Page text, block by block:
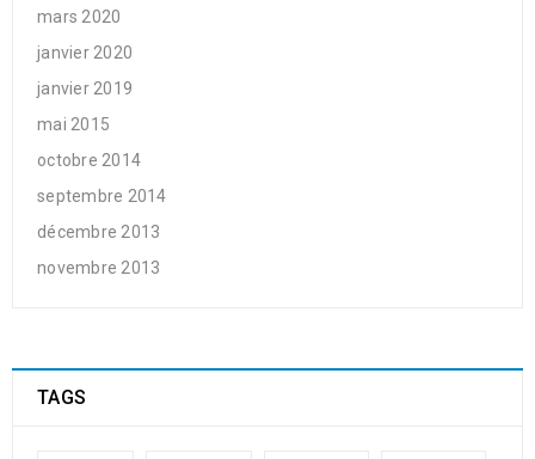
mars 2020
janvier 2020
janvier 2019
mai 2015
octobre 2014
septembre 2014
décembre 2013
novembre 2013
TAGS